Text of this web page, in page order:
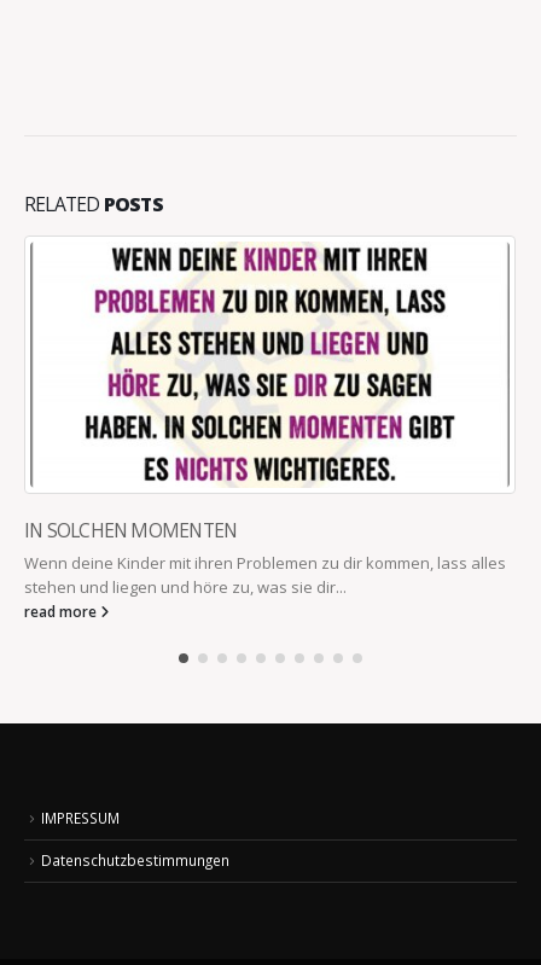
RELATED POSTS
IN SOLCHEN MOMENTEN
Wenn deine Kinder mit ihren Problemen zu dir kommen, lass alles
stehen und liegen und höre zu, was sie dir...
read more
IMPRESSUM
Datenschutzbestimmungen